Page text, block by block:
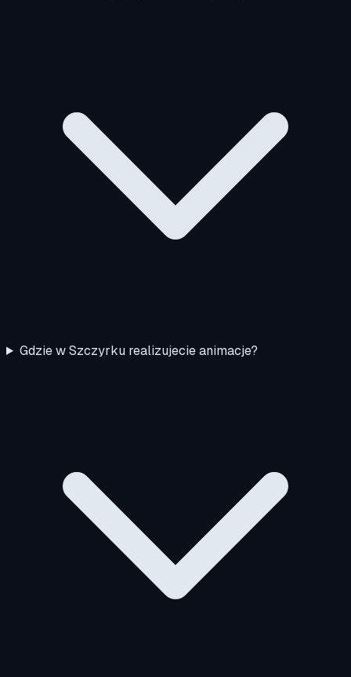
Gdzie w Szczyrku realizujecie animacje?